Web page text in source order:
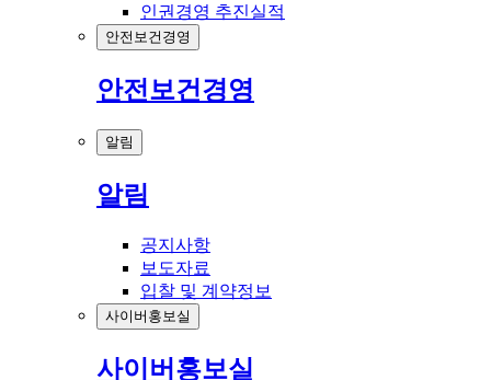
인권경영 추진실적
안전보건경영
안전보건경영
알림
알림
공지사항
보도자료
입찰 및 계약정보
사이버홍보실
사이버홍보실